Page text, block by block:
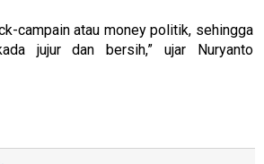
campain atau money politik, sehingga
jujur dan bersih,” ujar Nuryanto